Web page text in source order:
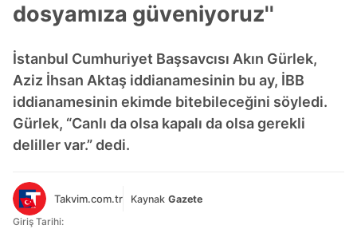
dosyamıza güveniyoruz''
İstanbul Cumhuriyet Başsavcısı Akın Gürlek,
Aziz İhsan Aktaş iddianamesinin bu ay, İBB
iddianamesinin ekimde bitebileceğini söyledi.
Gürlek, “Canlı da olsa kapalı da olsa gerekli
deliller var.” dedi.
Takvim.com.tr Kaynak Gazete
Giriş Tarihi: